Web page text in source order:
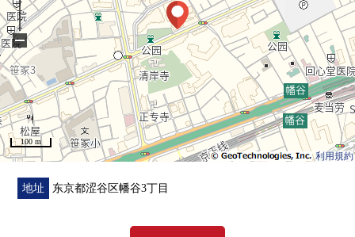
・新的照明设置
・整体卫浴交换(浴室烘干机)
・厕所，洗手交换
・干洗其他
利用規約
100 m
−
地址 东京都涩谷区幡谷3丁目